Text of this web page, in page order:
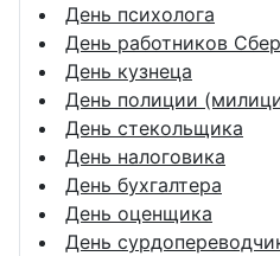
День психолога
День работников
День кузнеца
День полиции
День стекольщика
День налоговика
День бухгалтера
День оценщика
День